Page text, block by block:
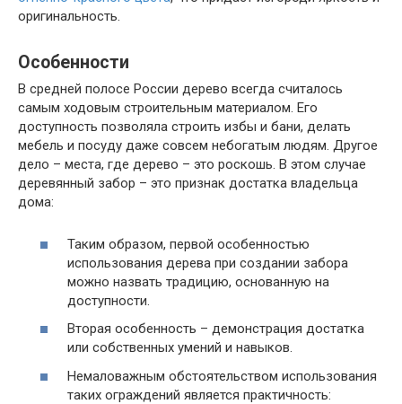
оригинальность.
Особенности
В средней полосе России дерево всегда считалось
самым ходовым строительным материалом. Его
доступность позволяла строить избы и бани, делать
мебель и посуду даже совсем небогатым людям. Другое
дело – места, где дерево – это роскошь. В этом случае
деревянный забор – это признак достатка владельца
дома:
Таким образом, первой особенностью
использования дерева при создании забора
можно назвать традицию, основанную на
доступности.
Вторая особенность – демонстрация достатка
или собственных умений и навыков.
Немаловажным обстоятельством использования
таких ограждений является практичность: